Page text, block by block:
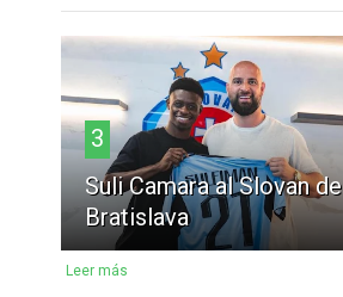
3
Suli Camara al Slovan de
Bratislava
Leer más